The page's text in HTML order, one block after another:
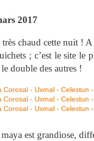
2017
chaud cette nuit ! A
; c’est le site le
double des autres !
est grandiose,